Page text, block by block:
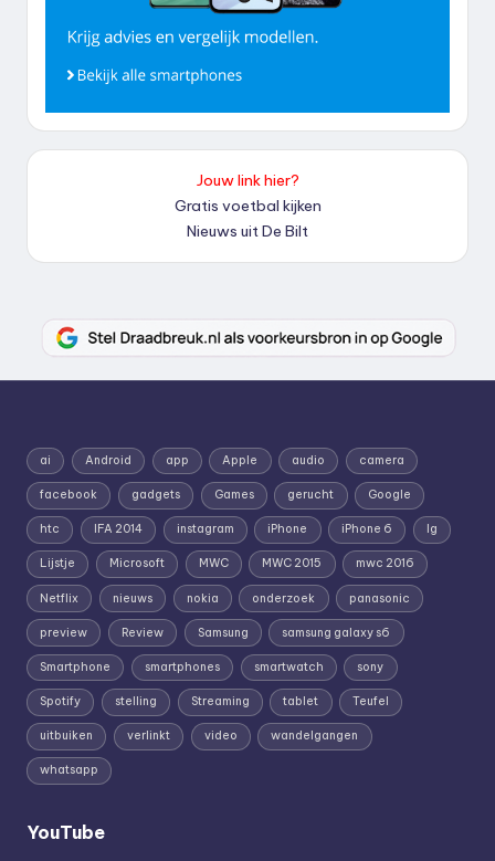
Jouw link hier?
Gratis voetbal kijken
Nieuws uit De Bilt
ai Android app Apple audio camera
facebook gadgets Games gerucht Google
htc IFA 2014 instagram iPhone iPhone 6 lg
Lijstje Microsoft MWC MWC 2015 mwc 2016
Netflix nieuws nokia onderzoek panasonic
preview Review Samsung samsung galaxy s6
Smartphone smartphones smartwatch sony
Spotify stelling Streaming tablet Teufel
uitbuiken verlinkt video wandelgangen
whatsapp
YouTube